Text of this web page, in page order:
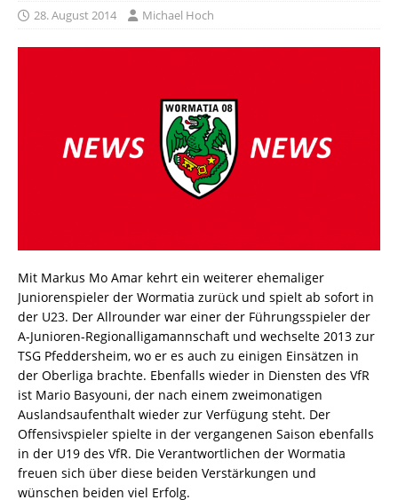
28. August 2014 Michael Hoch
Mit Markus Mo Amar kehrt ein weiterer ehemaliger
Juniorenspieler der Wormatia zurück und spielt ab sofort in
der U23. Der Allrounder war einer der Führungsspieler der
A-Junioren-Regionalligamannschaft und wechselte 2013 zur
TSG Pfeddersheim, wo er es auch zu einigen Einsätzen in
der Oberliga brachte. Ebenfalls wieder in Diensten des VfR
ist Mario Basyouni, der nach einem zweimonatigen
Auslandsaufenthalt wieder zur Verfügung steht. Der
Offensivspieler spielte in der vergangenen Saison ebenfalls
in der U19 des VfR. Die Verantwortlichen der Wormatia
freuen sich über diese beiden Verstärkungen und
wünschen beiden viel Erfolg.